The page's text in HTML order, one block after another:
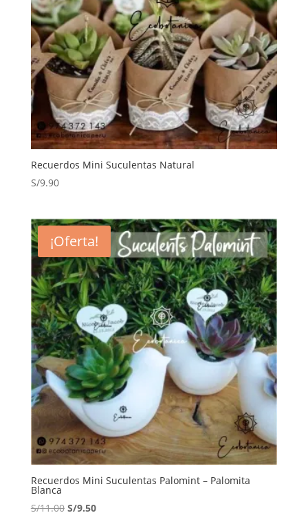
Recuerdos Mini Suculentas Natural
S/9.90
¡Oferta!
Recuerdos Mini Suculentas Palomint – Palomita
Blanca
S/11.00 El
S/9.50El